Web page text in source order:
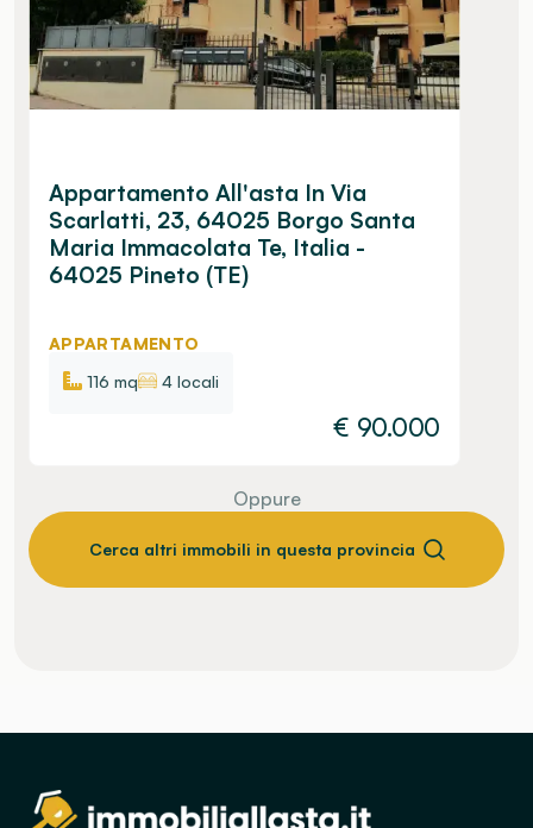
Appartamento All'asta In Via
Scarlatti, 23, 64025 Borgo Santa
Maria Immacolata Te, Italia -
64025 Pineto (TE)
APPARTAMENTO
116 mq
4 locali
€ 90.000
Oppure
Cerca altri immobili in questa provincia